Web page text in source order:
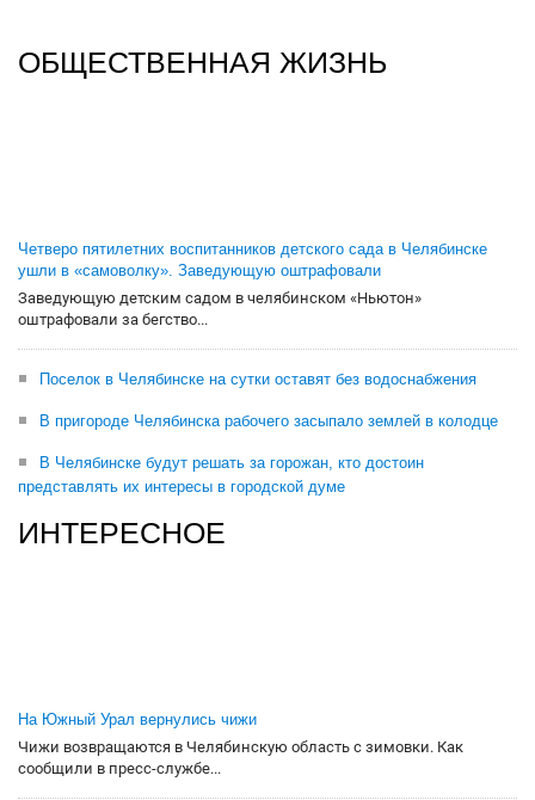
ОБЩЕСТВЕННАЯ ЖИЗНЬ
Четверо пятилетних воспитанников детского сада в Челябинске
ушли в «самоволку». Заведующую оштрафовали
Заведующую детским садом в челябинском «Ньютон»
оштрафовали за бегство...
Поселок в Челябинске на сутки оставят без водоснабжения
В пригороде Челябинска рабочего засыпало землей в колодце
В Челябинске будут решать за горожан, кто достоин
представлять их интересы в городской думе
ИНТЕРЕСНОЕ
На Южный Урал вернулись чижи
Чижи возвращаются в Челябинскую область с зимовки. Как
сообщили в пресс-службе...